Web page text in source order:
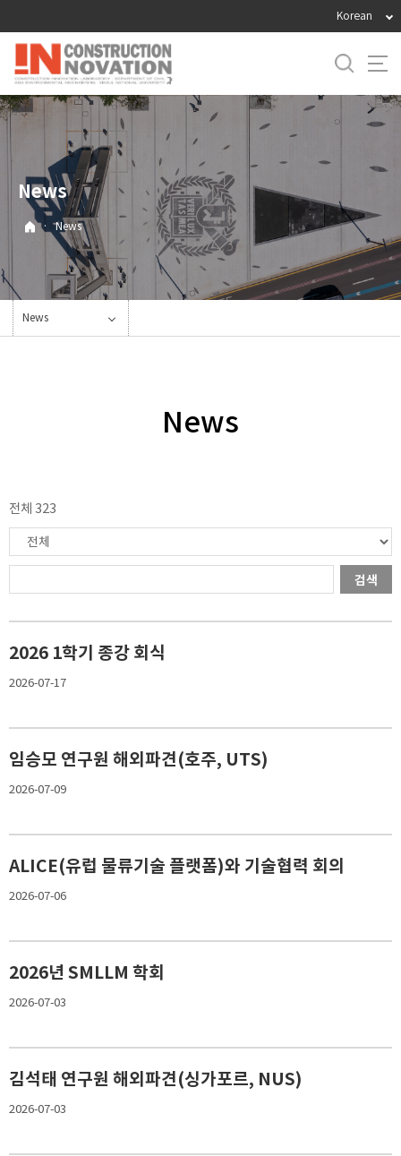
로
메
뉴
Korean
News
· News
News
News
전체 323
검색
2026 1학기 종강 회식
2026-07-17
임승모 연구원 해외파견(호주, UTS)
2026-07-09
ALICE(유럽 물류기술 플랫폼)와 기술협력 회의
2026-07-06
2026년 SMLLM 학회
2026-07-03
김석태 연구원 해외파견(싱가포르, NUS)
2026-07-03